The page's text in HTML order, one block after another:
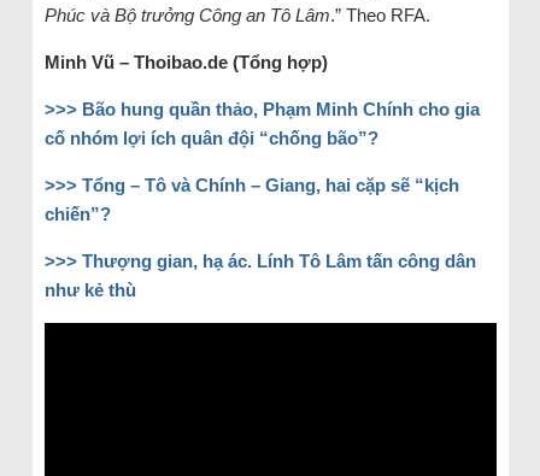
Phúc và Bộ trưởng Công an Tô Lâm.” Theo RFA.
Minh Vũ – Thoibao.de (Tổng hợp)
>>> Bão hung quần thảo, Phạm Minh Chính cho gia
cố nhóm lợi ích quân đội “chống bão”?
>>> Tổng – Tô và Chính – Giang, hai cặp sẽ “kịch
chiến”?
>>> Thượng gian, hạ ác. Lính Tô Lâm tấn công dân
như kẻ thù